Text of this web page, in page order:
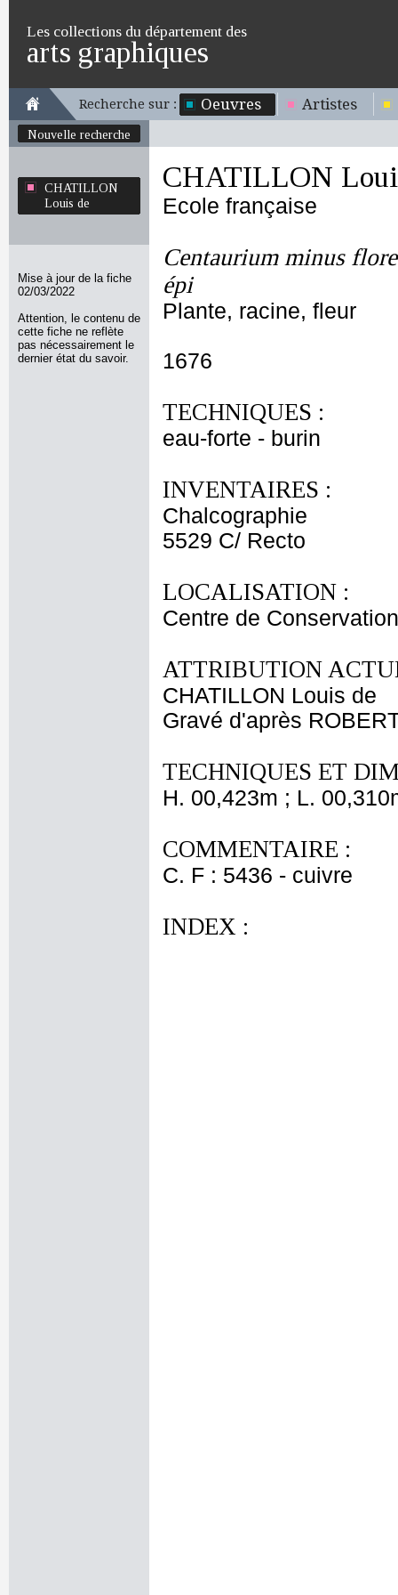
Les collections du département des
arts graphiques
Recherche sur : Oeuvres Artistes
Nouvelle recherche
CHATILLON
Louis de
Mise à jour de la fiche
02/03/2022
Attention, le contenu de
cette fiche ne reflète
pas nécessairement le
dernier état du savoir.
CHATILLON
Ecole française
Centaurium minus
épi
Plante, racine, fleur
1676
TECHNIQUES :
eau-forte - burin
INVENTAIRES :
Chalcographie
5529 C/ Recto
LOCALISATION :
Centre de
ATTRIBUTION
CHATILLON Louis de
Gravé d'après
TECHNIQUES ET
H. 00,423m ; L.
COMMENTAIRE :
C. F : 5436 - cuivre
INDEX :